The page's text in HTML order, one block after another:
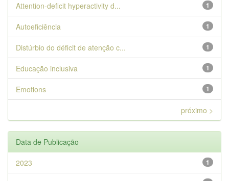
1
Attention-deficit hyperactivity d...
1
Autoeficiência
1
Distúrbio do déficit de atenção c...
1
Educação inclusiva
1
Emotions
próximo >
Data de Publicação
1
2023